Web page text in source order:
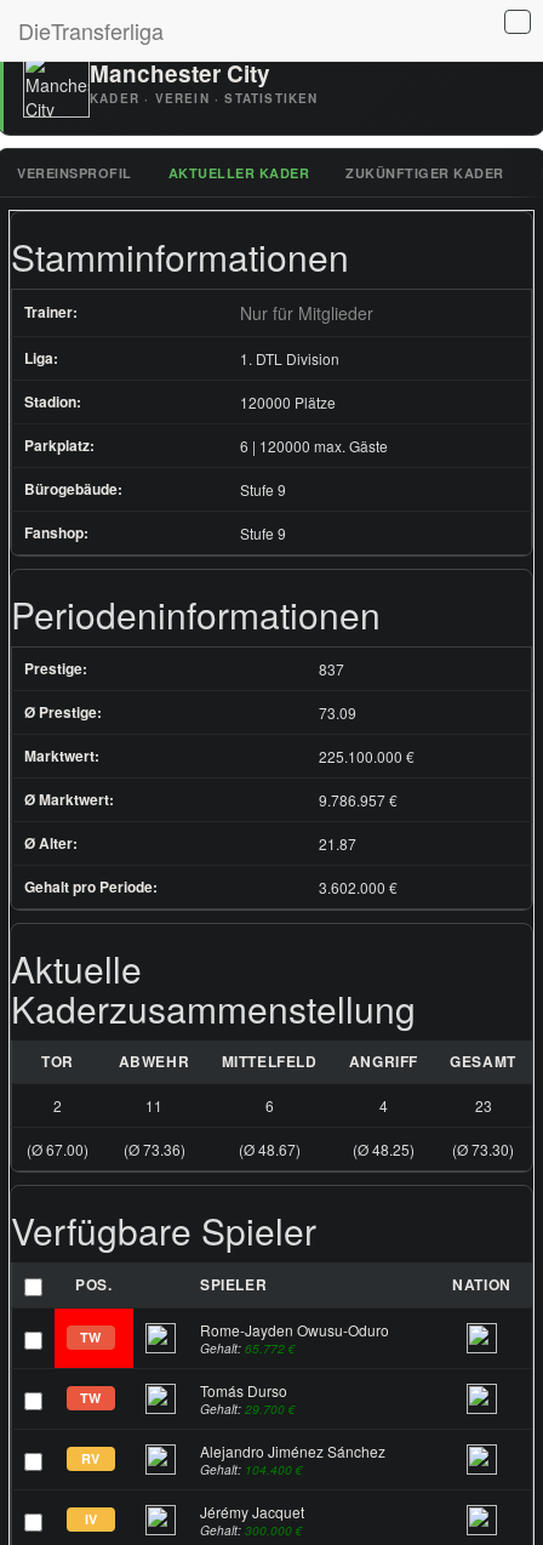
DieTransferliga
Manchester City
KADER · VEREIN · STATISTIKEN
VEREINSPROFIL AKTUELLER KADER ZUKÜNFTIGER KADER
Stamminformationen
Trainer: Nur für Mitglieder
Liga: 1. DTL Division
Stadion: 120000 Plätze
Parkplatz: 6 | 120000 max. Gäste
Bürogebäude: Stufe 9
Fanshop: Stufe 9
Periodeninformationen
Prestige: 837
Ø Prestige: 73.09
Marktwert: 225.100.000 €
Ø Marktwert: 9.786.957 €
Ø Alter: 21.87
Gehalt pro Periode: 3.602.000 €
Aktuelle
Kaderzusammenstellung
TOR ABWEHR MITTELFELD ANGRIFF GESAMT
2 11 6 4 23
(Ø 67.00) (Ø 73.36) (Ø 48.67) (Ø 48.25) (Ø 73.30)
Verfügbare Spieler
POS. SPIELER NATION
TW Rome-Jayden Owusu-Oduro
Gehalt: 65.772 €
TW Tomás Durso
Gehalt: 29.700 €
RV Alejandro Jiménez Sánchez
Gehalt: 104.400 €
IV Jérémy Jacquet
Gehalt: 300.000 €